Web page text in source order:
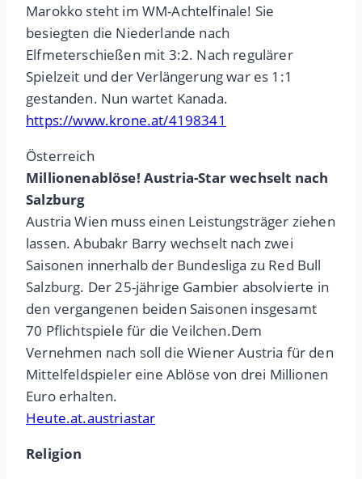
Marokko steht im WM-Achtelfinale! Sie
besiegten die Niederlande nach
Elfmeterschießen mit 3:2. Nach regulärer
Spielzeit und der Verlängerung war es 1:1
gestanden. Nun wartet Kanada.
https://www.krone.at/4198341
Österreich
Millionenablöse! Austria-Star wechselt nach
Salzburg
Austria Wien muss einen Leistungsträger ziehen
lassen. Abubakr Barry wechselt nach zwei
Saisonen innerhalb der Bundesliga zu Red Bull
Salzburg. Der 25-jährige Gambier absolvierte in
den vergangenen beiden Saisonen insgesamt
70 Pflichtspiele für die Veilchen.Dem
Vernehmen nach soll die Wiener Austria für den
Mittelfeldspieler eine Ablöse von drei Millionen
Euro erhalten.
Heute.at.austriastar
Religion